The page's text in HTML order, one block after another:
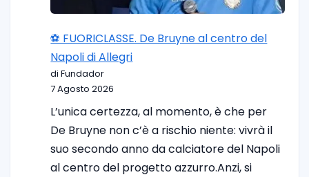
⚽️ FUORICLASSE. De Bruyne al centro del
Napoli di Allegri
di Fundador
7 Agosto 2026
L’unica certezza, al momento, è che per
De Bruyne non c’è a rischio niente: vivrà il
suo secondo anno da calciatore del Napoli
al centro del progetto azzurro.Anzi, si